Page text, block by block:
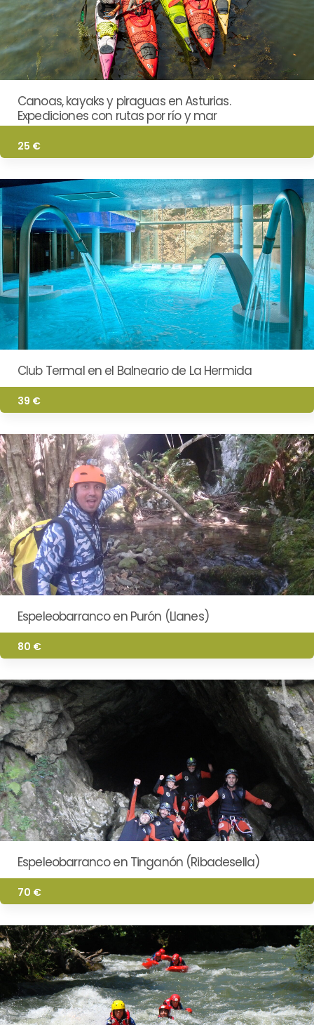
Canoas, kayaks y piraguas en Asturias.
Expediciones con rutas por río y mar
25 €
Club Termal en el Balneario de La Hermida
39 €
Espeleobarranco en Purón (Llanes)
80 €
Espeleobarranco en Tinganón (Ribadesella)
70 €